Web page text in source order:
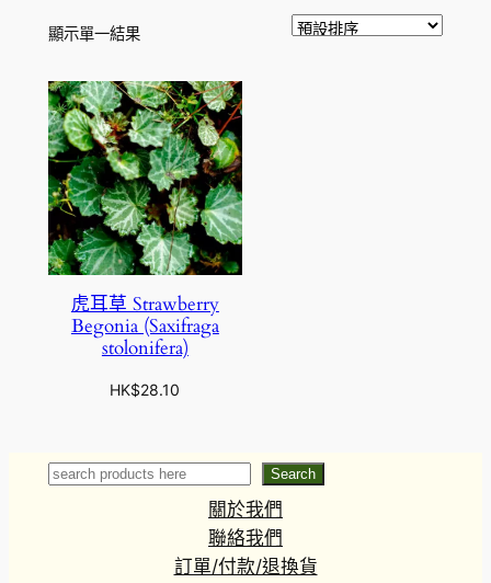
顯示單一結果
虎耳草 Strawberry
Begonia (Saxifraga
stolonifera)
HK$28.10
Search Search
關於我們
聯絡我們
訂單/付款/退換貨